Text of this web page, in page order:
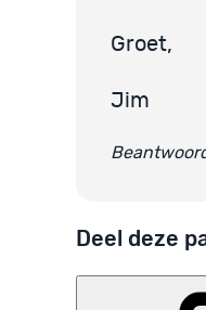
Groet,
Jim
Deel deze